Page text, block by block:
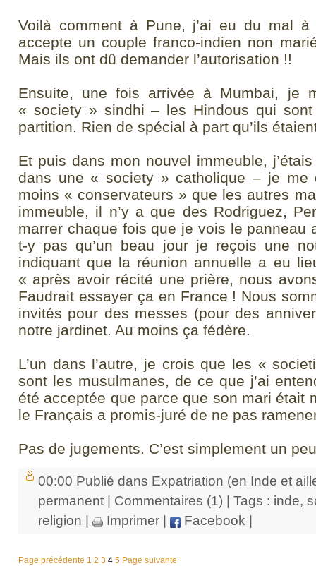
Voilà comment à Pune, j’ai eu du mal
accepte un couple franco-indien non
Mais ils ont dû demander l’autorisation !!
Ensuite, une fois arrivée à Mumbai, je
« society » sindhi – les Hindous qui
partition. Rien de spécial à part qu’ils
Et puis dans mon nouvel immeuble,
dans une « society » catholique – je me
moins « conservateurs » que les autres
immeuble, il n’y a que des Rodriguez,
marrer chaque fois que je vois le panneau
t-y pas qu’un beau jour je reçois une
indiquant que la réunion annuelle a eu
« après avoir récité une prière, nous
Faudrait essayer ça en France ! Nous
invités pour des messes (pour des
notre jardinet. Au moins ça fédère.
L’un dans l’autre, je crois que les «
sont les musulmanes, de ce que j’ai
été acceptée que parce que son mari était
le Français a promis-juré de ne pas
Pas de jugements. C’est simplement un
00:00 Publié dans Expatriation (en Inde et
permanent
Commentaires (1) | Tags : inde,
religion
Imprimer Facebook
Page précédente 1 2 3 4 5 Page suivante